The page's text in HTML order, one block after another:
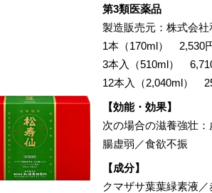
第3類医薬品
製造販売元：株式会
1本（170ml） 2,530
3本入（510ml）
12本入（2,040ml）
【効能・効果】
次の場合の滋養強壮
腸虚弱／食欲不振
【成分】
クマザサ葉葉緑素液